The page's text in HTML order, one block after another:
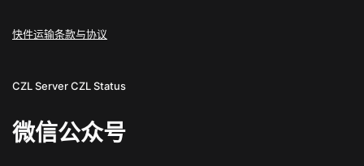
快件运输条款与协议
CZL ServerCZL Status
微信公众号